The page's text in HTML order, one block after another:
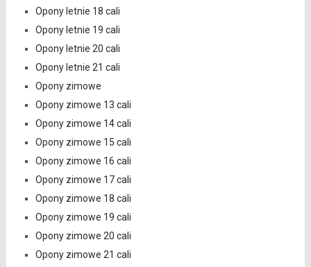
Opony letnie 18 cali
Opony letnie 19 cali
Opony letnie 20 cali
Opony letnie 21 cali
Opony zimowe
Opony zimowe 13 cali
Opony zimowe 14 cali
Opony zimowe 15 cali
Opony zimowe 16 cali
Opony zimowe 17 cali
Opony zimowe 18 cali
Opony zimowe 19 cali
Opony zimowe 20 cali
Opony zimowe 21 cali